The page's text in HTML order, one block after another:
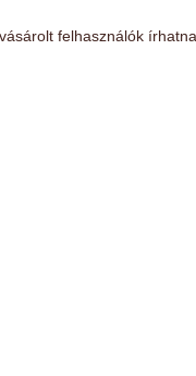
felhasználók